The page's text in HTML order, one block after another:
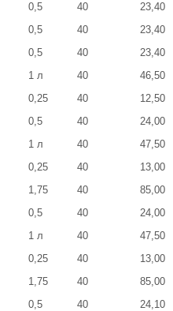
0,5 40
23,40
0,5 40
23,40
0,5 40
23,40
1 л
40
46,50
0,25
40
12,50
0,5 40
24,00
1 л
40
47,50
0,25
40
13,00
1,75
40
85,00
0,5 40
24,00
1 л
40
47,50
0,25
40
13,00
1,75
40
85,00
0,5 40
24,10